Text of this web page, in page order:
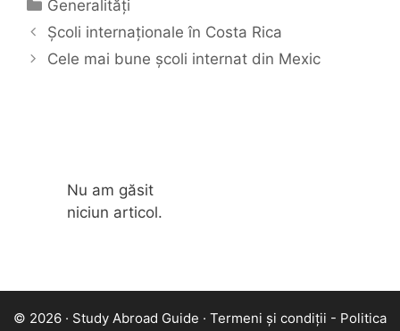
Generalități
Școli internaționale în Costa Rica
Cele mai bune școli internat din Mexic
Nu am găsit
niciun articol.
© 2026 · Study Abroad Guide · Termeni și condiții - Politica